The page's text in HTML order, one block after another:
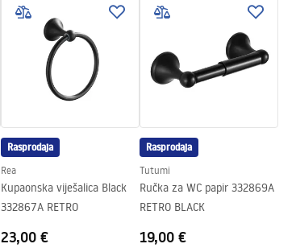
Na vijke
mm
24 mjeseca
Rasprodaja
Rea
Kupaonska viješalica Black
332867A RETRO
23,00 €
Rasprodaja
Tutumi
Ručka za WC papir 332869A
RETRO BLACK
19,00 €